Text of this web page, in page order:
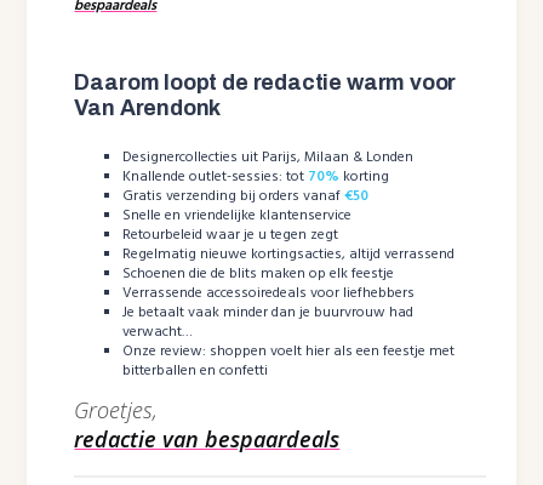
bespaardeals
Daarom loopt de redactie warm voor
Van Arendonk
Designercollecties uit Parijs, Milaan & Londen
Knallende outlet-sessies: tot 70% korting
Gratis verzending bij orders vanaf€50
Snelle en vriendelijke klantenservice
Retourbeleid waar je u tegen zegt
Regelmatig nieuwe kortingsacties, altijd verrassend
Schoenen die de blits maken op elk feestje
Verrassende accessoiredeals voor liefhebbers
Je betaalt vaak minder dan je buurvrouw had
verwacht…
Onze review: shoppen voelt hier als een feestje met
bitterballen en confetti
Groetjes,
redactie van bespaardeals